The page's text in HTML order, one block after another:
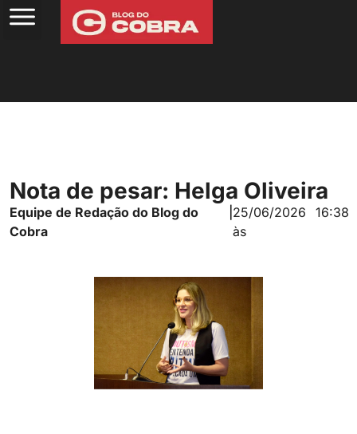
Nota de pesar: Helga Oliveira
Equipe de Redação do Blog do
Cobra
25/06/2026
às
16:38